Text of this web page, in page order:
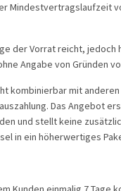
Mindestvertragslaufzeit
der Vorrat reicht, jedoch
Angabe von Gründen
kombinierbar mit
Das Angebot
und stellt keine
in ein höherwertiges